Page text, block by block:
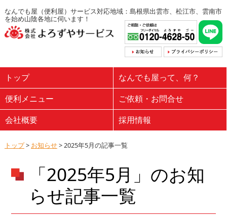
なんでも屋（便利屋）サービス対応地域：島根県出雲市、松江市、雲南市
を始め山陰各地に伺います！
トップ
なんでも屋って、何？
便利メニュー
ご依頼・お問合せ
会社概要
採用情報
トップ> お知らせ> 2025年5月の記事一覧
「2025年5月」のお知
らせ記事一覧